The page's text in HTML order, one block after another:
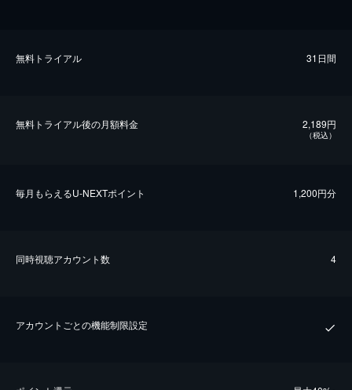
無料トライアル 31日間
無料トライアル後の⽉額料金 2,189円
（税込）
毎⽉もらえるU-NEXTポイント 1,200円分
同時視聴アカウント数 4
アカウントごとの機能制限設定